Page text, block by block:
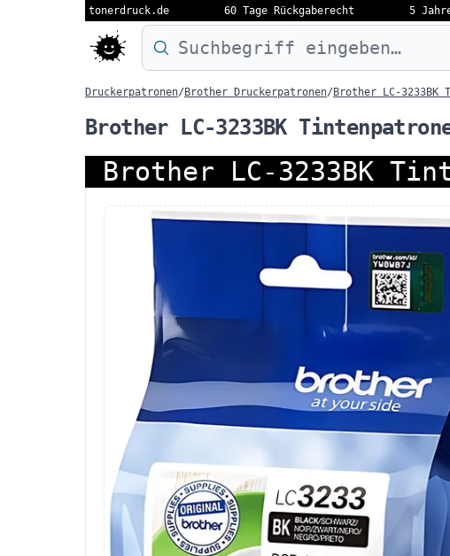
tonerdruck.de 60 Tage Rückgaberecht 5
Druckermodell oder Produktnamen eingeben…
Druckerpatronen/ Brother Druckerpatronen/ Brother LC-3233BK
Brother LC-3233BK
Brother LC-3233BK